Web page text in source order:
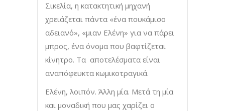
Σικελία, η κατακτητική μηχανή
χρειάζεται πάντα «ένα πουκάμισο
αδειανό», «μιαν Ελένη» για να πάρει
μπρος, ένα όνομα που βαφτίζεται
κίνητρο. Τα αποτελέσματα είναι
αναπόφευκτα κωμικοτραγικά.
Ελένη, λοιπόν. Άλλη μία. Μετά τη μία
και μοναδική που μας χαρίζει ο